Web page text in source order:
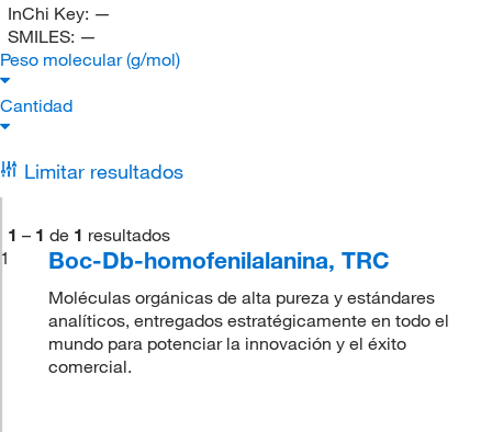
InChi Key: —
SMILES: —
Peso molecular (g/mol)
Cantidad
Limitar resultados
1 – 1 de 1 resultados
1
Boc-Db-homofenilalanina, TRC
Moléculas orgánicas de alta pureza y estándares
analíticos, entregados estratégicamente en todo el
mundo para potenciar la innovación y el éxito
comercial.